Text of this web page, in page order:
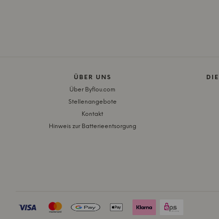
ÜBER UNS
Über Byflou.com
Stellenangebote
Kontakt
Hinweis zur Batterieentsorgung